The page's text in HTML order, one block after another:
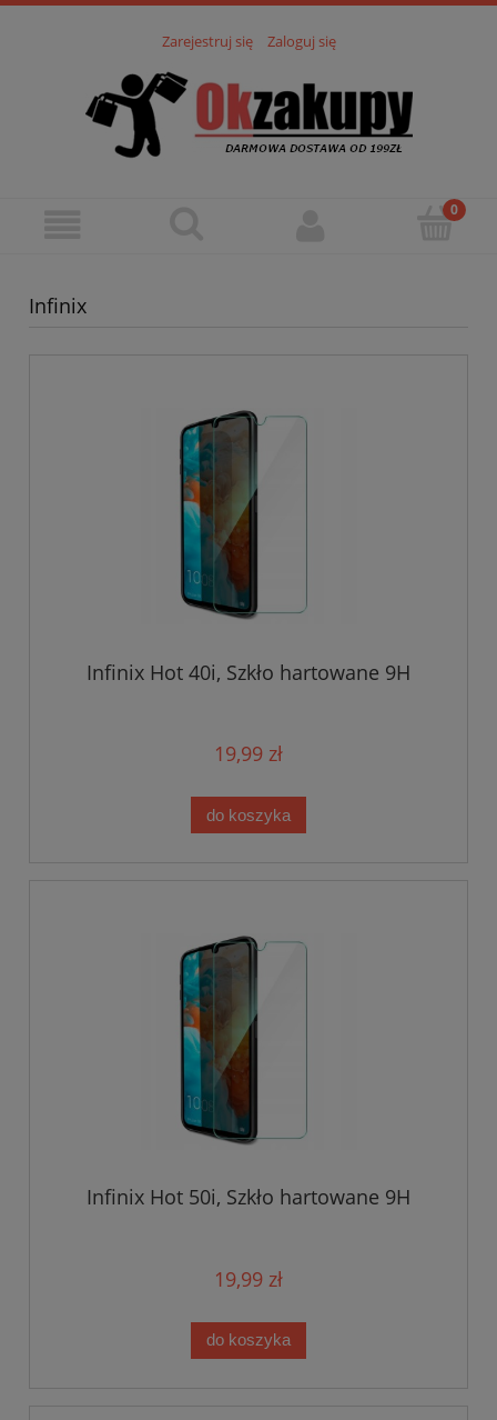
Zarejestruj się Zaloguj się
Infinix
Infinix Hot 40i, Szkło hartowane 9H
19,99 zł
do koszyka
Infinix Hot 50i, Szkło hartowane 9H
19,99 zł
do koszyka